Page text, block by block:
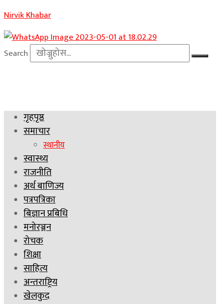
Nirvik Khabar
Search
गृहपृष्ठ
समाचार
स्थानीय
स्वास्थ्य
राजनीति
अर्थ बाणिज्य
पत्रपत्रिका
बिज्ञान प्रबिधि
मनोरञ्जन
रोचक
शिक्षा
साहित्य
अन्तराष्ट्रिय
खेलकुद